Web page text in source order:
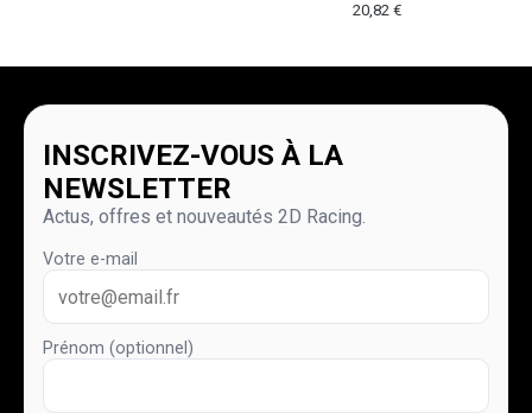
20,82 €
INSCRIVEZ-VOUS À LA
NEWSLETTER
Actus, offres et nouveautés 2D Racing.
Votre e-mail
Prénom (optionnel)